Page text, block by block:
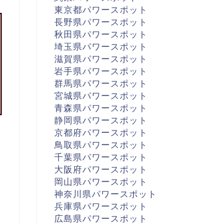
東京都パワースポット
長野県パワースポット
秋田県パワースポット
埼玉県パワースポット
滋賀県パワースポット
岩手県パワースポット
群馬県パワースポット
宮城県パワースポット
青森県パワースポット
静岡県パワースポット
京都府パワースポット
鳥取県パワースポット
千葉県パワースポット
大阪府パワースポット
岡山県パワースポット
神奈川県パワースポット
兵庫県パワースポット
広島県パワースポット